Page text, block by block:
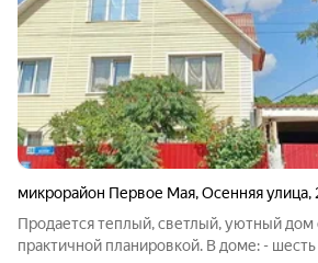
микрорайон Первое Мая,Осенняя улица,
Продается теплый, светлый, уютный дом
практичной планировкой. В доме: -